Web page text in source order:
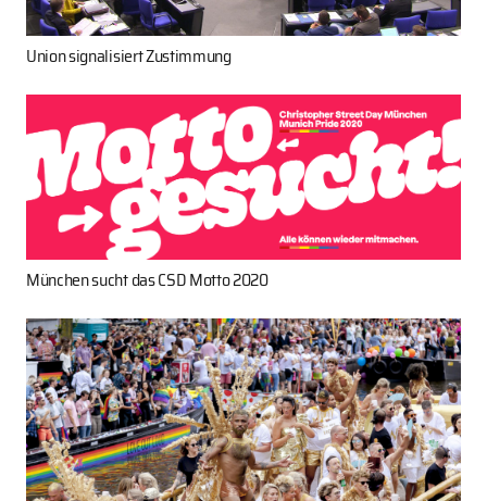
Union signalisiert Zustimmung
München sucht das CSD Motto 2020